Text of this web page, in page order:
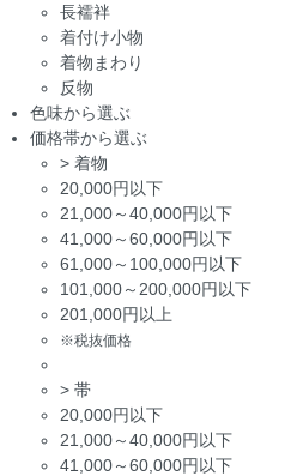
長襦袢
着付け小物
着物まわり
反物
色味から選ぶ
価格帯から選ぶ
> 着物
20,000円以下
21,000～40,000円以下
41,000～60,000円以下
61,000～100,000円以下
101,000～200,000円以下
201,000円以上
※税抜価格
> 帯
20,000円以下
21,000～40,000円以下
41,000～60,000円以下